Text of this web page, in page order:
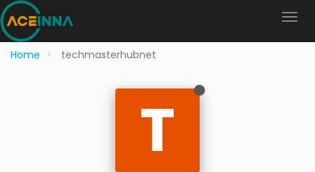
Home techmasterhubnet
T